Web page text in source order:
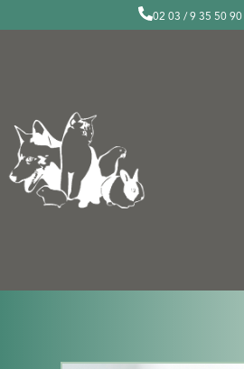
02 03 / 9 35 50 90